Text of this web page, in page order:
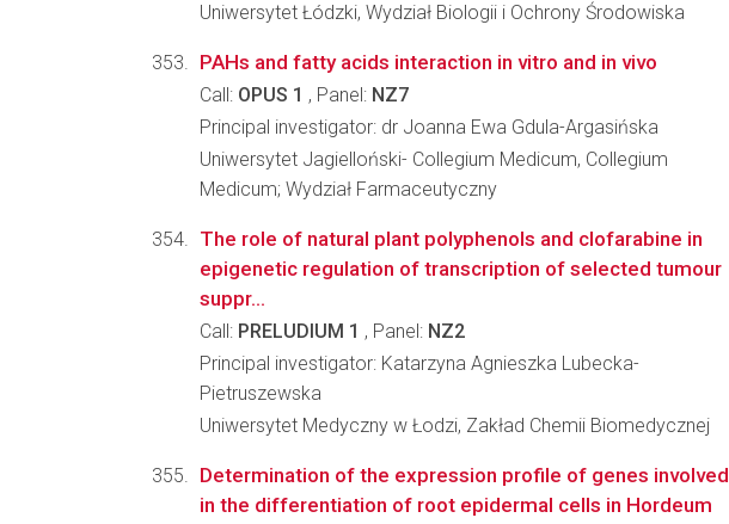
Uniwersytet Łódzki, Wydział Biologii i Ochrony Środowiska
PAHs and fatty acids interaction in vitro and in vivo
Call: OPUS 1 , Panel: NZ7
Principal investigator: dr Joanna Ewa Gdula-Argasińska
Uniwersytet Jagielloński- Collegium Medicum, Collegium
Medicum; Wydział Farmaceutyczny
The role of natural plant polyphenols and clofarabine in
epigenetic regulation of transcription of selected tumour
suppr...
Call: PRELUDIUM 1 , Panel: NZ2
Principal investigator: Katarzyna Agnieszka Lubecka-
Pietruszewska
Uniwersytet Medyczny w Łodzi, Zakład Chemii Biomedycznej
Determination of the expression profile of genes involved
in the differentiation of root epidermal cells in Hordeum